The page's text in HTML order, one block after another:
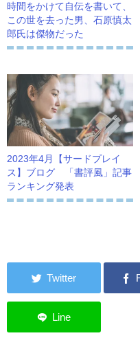
時間をかけて自伝を書いて、
この世を去った男、石原慎太
郎氏は傑物だった
2023年4月【サードプレイ
ス】ブログ 「書評風」記事
ランキング発表